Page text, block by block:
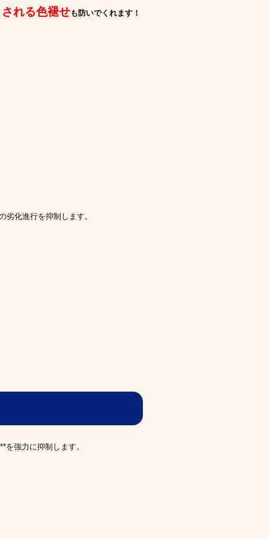
れる色褪せも防いでくれます！
劣化進行を抑制します。
強力に抑制します。